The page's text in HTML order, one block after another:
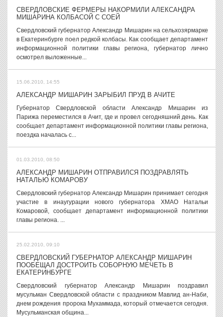
СВЕРДЛОВСКИЕ ФЕРМЕРЫ НАКОРМИЛИ АЛЕКСАНДРА
МИШАРИНА КОЛБАСОЙ С СОЕЙ
Свердловский губернатор Александр Мишарин на сельхозярмарке
в Екатеринбурге поел редкой колбасы. Как сообщает департамент
информационной политики главы региона, губернатор лично
осмотрел выложенные...
15.06.2010, 14:55
АЛЕКСАНДР МИШАРИН ЗАРЫБИЛ ПРУД В АЧИТЕ
Губернатор Свердловской области Александр Мишарин из
Парижа переместился в Ачит, где и провел сегодняшний день. Как
сообщает департамент информационной политики главы региона,
поездка началась с...
01.03.2010, 08:50
АЛЕКСАНДР МИШАРИН ОТПРАВИЛСЯ ПОЗДРАВЛЯТЬ
НАТАЛЬЮ КОМАРОВУ
Свердловский губернатор Александр Мишарин принимает сегодня
участие в инаугурации нового губернатора ХМАО Натальи
Комаровой, сообщает департамент информационной политики
главы региона. ...
25.02.2010, 09:10
СВЕРДЛОВСКИЙ ГУБЕРНАТОР АЛЕКСАНДР МИШАРИН
ПООБЕЩАЛ ДОСТРОИТЬ СОБОРНУЮ МЕЧЕТЬ В
ЕКАТЕРИНБУРГЕ
Свердловский губернатор Александр Мишарин поздравил
мусульман Свердловской области с праздником Мавлид ан-Наби,
днем рождения пророка Мухаммада, который отмечается сегодня.
Мусульманская община...